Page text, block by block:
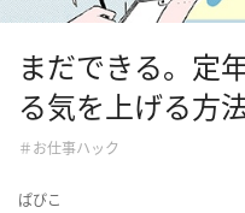
まだできる。定
る気を上げる方法
＃お仕事ハック
ぱぴこ